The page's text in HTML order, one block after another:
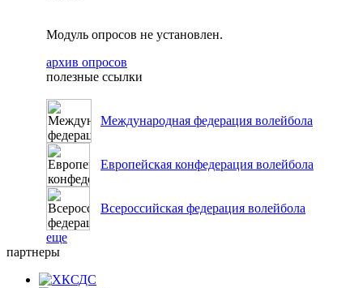
Модуль опросов не установлен.
архив опросов
полезные ссылки
Международная федерация волейбола
Европейская конфедерация волейбола
Всероссийская федерация волейбола
еще
партнеры